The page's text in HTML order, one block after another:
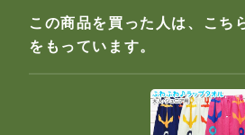
この商品を買った人は、こち
をもっています。